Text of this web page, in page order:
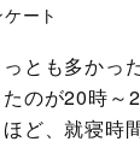
ート
とも多かっ
のが20時～
ど、就寝時